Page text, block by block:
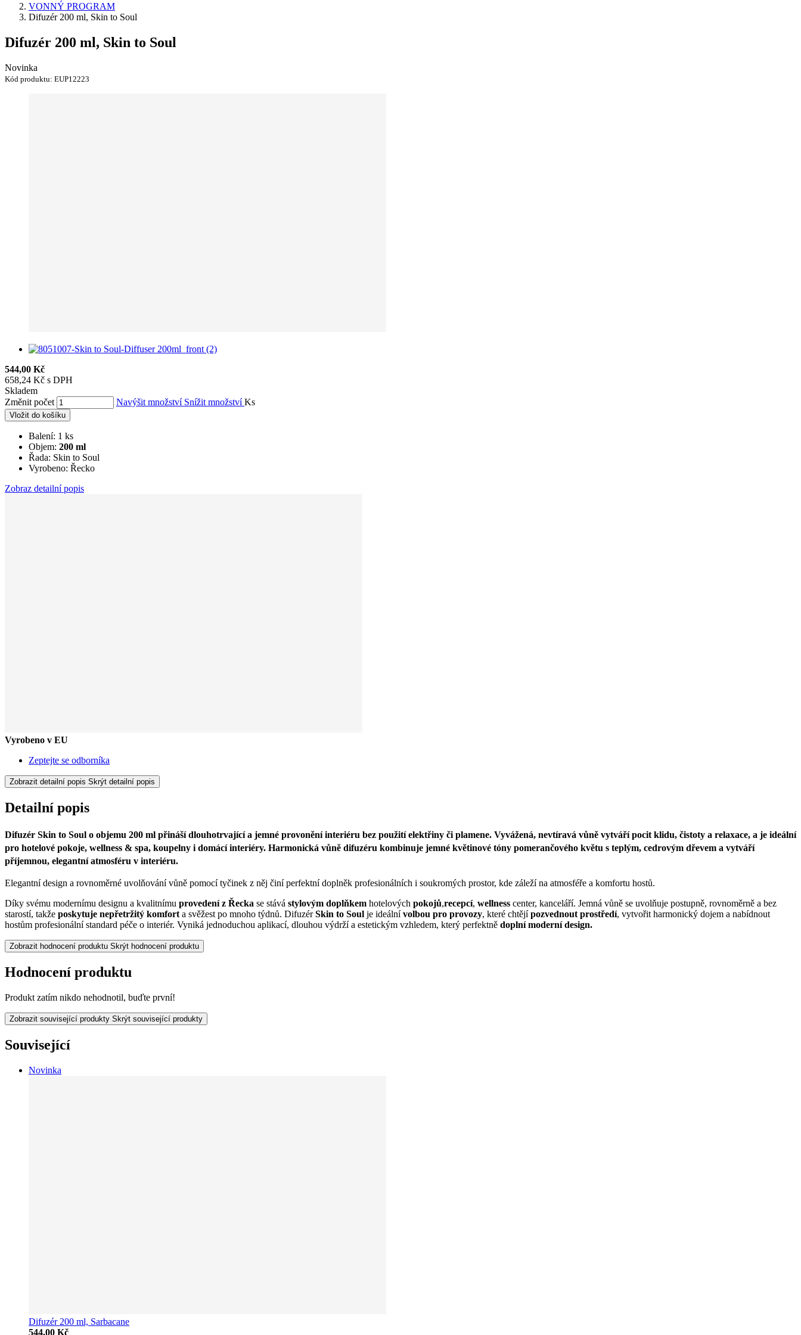
VONNÝ PROGRAM
Difuzér 200 ml, Skin to Soul
Difuzér 200 ml, Skin to Soul
Novinka
Kód produktu: EUP12223
544,00 Kč
658,24 Kč s DPH
Skladem
Změnit počet
Navýšit množství Snížit množstvíKs
Vložit do košíku
Balení: 1 ks
Objem: 200 ml
Řada: Skin to Soul
Vyrobeno: Řecko
Zobraz detailní popis
Vyrobeno v EU
Zeptejte se odborníka
Zobrazit detailní popis Skrýt detailní popis
Detailní popis
Difuzér Skin to Soul o objemu 200 ml přináší dlouhotrvající a jemné provonění interiéru bez použití elektřiny či plamene. Vyvážená, nevtíravá vůně vytváří pocit klidu, čistoty a relaxace, a je ideální
pro hotelové pokoje, wellness & spa, koupelny i domácí interiéry. Harmonická vůně difuzéru kombinuje jemné květinové tóny pomerančového květu s teplým, cedrovým dřevem a vytváří
příjemnou, elegantní atmosféru v interiéru.
Elegantní design a rovnoměrné uvolňování vůně pomocí tyčinek z něj činí perfektní doplněk profesionálních i soukromých prostor, kde záleží na atmosféře a komfortu hostů.
Díky svému modernímu designu a kvalitnímu provedení z Řecka se stává stylovým doplňkem hotelových pokojů,recepcí, wellness center, kanceláří. Jemná vůně se uvolňuje postupně, rovnoměrně a bez
starostí, takže poskytuje nepřetržitý komfort a svěžest po mnoho týdnů. DifuzérSkin to Soul je ideálnívolbou pro provozy, které chtějípozvednout prostředí, vytvořit harmonický dojem a nabídnout
hostům profesionální standard péče o interiér. Vyniká jednoduchou aplikací, dlouhou výdrží a estetickým vzhledem, který perfektně doplní moderní design.
Zobrazit hodnocení produktu Skrýt hodnocení produktu
Hodnocení produktu
Produkt zatím nikdo nehodnotil, buďte první!
Zobrazit související produkty Skrýt související produkty
Související
Novinka
Difuzér 200 ml, Sarbacane
544,00 Kč